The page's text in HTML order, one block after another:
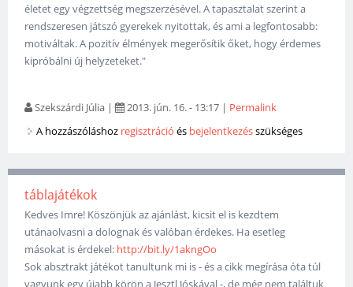
életet egy végzettség megszerzésével. A tapasztalat szerint a
rendszeresen játszó gyerekek nyitottak, és ami a legfontosabb:
motiváltak. A pozitív élmények megerősítik őket, hogy érdemes
kipróbálni új helyzeteket."
Szekszárdi Júlia | 2013. jún. 16. - 13:17 | Permalink
A hozzászóláshoz regisztráció és bejelentkezésszükséges
táblajátékok
Kedves Imre! Köszönjük az ajánlást, kicsit el is kezdtem
utánaolvasni a dolognak és valóban érdekes. Ha esetleg
másokat is érdekel: http://bit.ly/1akngOo
Sok absztrakt játékot tanultunk mi is - és a cikk megírása óta túl
vagyunk egy újabb körön a Jesztl Jóskával -, de még nem találtuk